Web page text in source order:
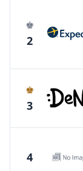
♚
2
♚
3
4